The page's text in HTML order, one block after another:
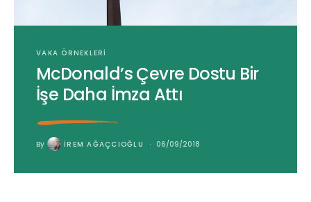
VAKA ÖRNEKLERI
McDonald’s Çevre Dostu Bir
İşe Daha İmza Attı
By İREM AĞAÇCIOĞLU 06/09/2018